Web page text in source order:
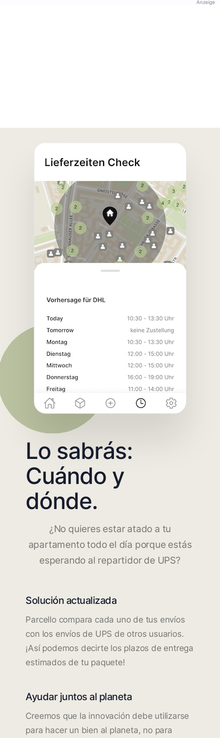
Anzeige
Lo sabrás:
Cuándo y
dónde.
¿No quieres estar atado a tu
apartamento todo el día porque estás
esperando al repartidor de UPS?
Solución actualizada
Parcello compara cada uno de tus envíos
con los envíos de UPS de otros usuarios.
¡Así podemos decirte los plazos de entrega
estimados de tu paquete!
Ayudar juntos al planeta
Creemos que la innovación debe utilizarse
para hacer un bien al planeta, no para